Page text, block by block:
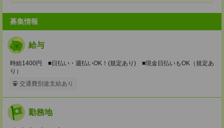
募集情報
給与
時給1400円 ■日払い・週払いOK！(規定あり) ■現金日払いもOK（規定あ
り）
交通費別途支給あり
勤務地